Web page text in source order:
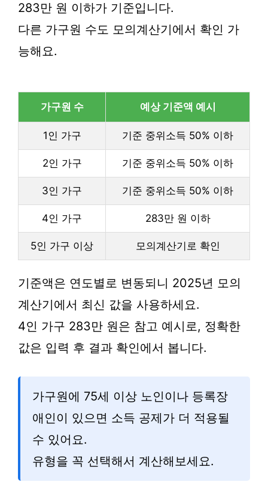
283만 원 이하가 기준입니다.
다른 가구원 수도 모의계산기에서 확인 가
능해요.
가구원 수 예상 기준액 예시
1인 가구 기준 중위소득 50% 이하
2인 가구 기준 중위소득 50% 이하
3인 가구 기준 중위소득 50% 이하
4인 가구 283만 원 이하
5인 가구 이상 모의계산기로 확인
기준액은 연도별로 변동되니 2025년 모의
계산기에서 최신 값을 사용하세요.
4인 가구 283만 원은 참고 예시로, 정확한
값은 입력 후 결과 확인에서 봅니다.
가구원에 75세 이상 노인이나 등록장
애인이 있으면 소득 공제가 더 적용될
수 있어요.
유형을 꼭 선택해서 계산해보세요.